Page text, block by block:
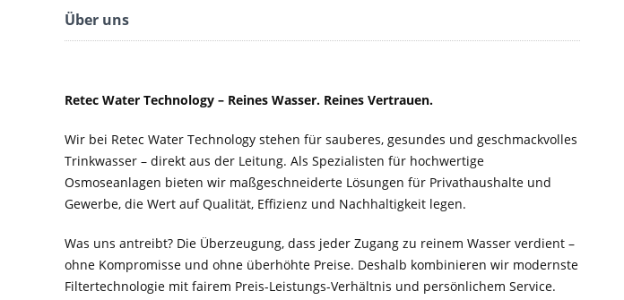
Über uns
Retec Water Technology – Reines Wasser. Reines Vertrauen.
Wir bei Retec Water Technology stehen für sauberes, gesundes und geschmackvolles
Trinkwasser – direkt aus der Leitung. Als Spezialisten für hochwertige
Osmoseanlagen bieten wir maßgeschneiderte Lösungen für Privathaushalte und
Gewerbe, die Wert auf Qualität, Effizienz und Nachhaltigkeit legen.
Was uns antreibt? Die Überzeugung, dass jeder Zugang zu reinem Wasser verdient –
ohne Kompromisse und ohne überhöhte Preise. Deshalb kombinieren wir modernste
Filtertechnologie mit fairem Preis-Leistungs-Verhältnis und persönlichem Service.